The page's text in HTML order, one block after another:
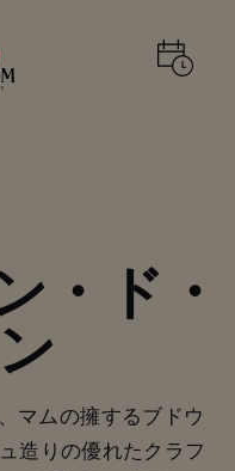
・ド・
マムの擁するブドウ
造りの優れたクラフ